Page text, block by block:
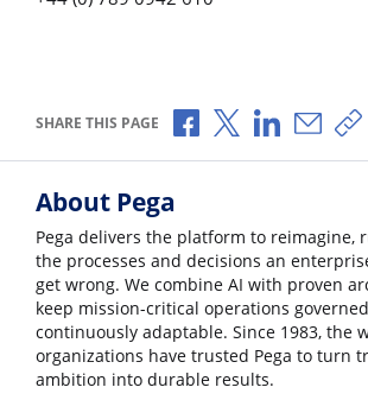
SHARE THIS PAGE Share via Facebook
Share via X
Share via
Share
About Pega
Pega delivers the platform to reimagine,
the processes and decisions an
get wrong. We combine AI with proven
keep mission-critical operations
continuously adaptable. Since 1983, the
organizations have trusted Pega to turn
ambition into durable results.